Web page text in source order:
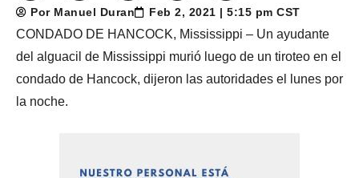
Por Manuel Duran Feb 2, 2021 | 5:15 pm CST
CONDADO DE HANCOCK, Mississippi – Un ayudante
del alguacil de Mississippi murió luego de un tiroteo en el
condado de Hancock, dijeron las autoridades el lunes por
la noche.